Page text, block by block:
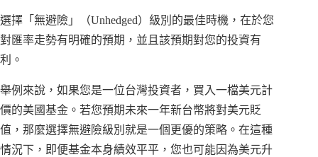
選擇「無避險」（Unhedged）級別的最佳時機，在於您
對匯率走勢有明確的預期，並且該預期對您的投資有
利。
舉例來說，如果您是一位台灣投資者，買入一檔美元計
價的美國基金。若您預期未來一年新台幣將對美元貶
值，那麼選擇無避險級別就是一個更優的策略。在這種
情況下，即便基金本身績效平平，您也可能因為美元升